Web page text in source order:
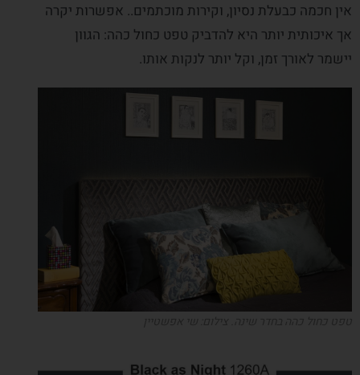
אין חכמה כבעלת נסיון, וקירות מוכתמים.. אפשרות יקרה
אך איכותית יותר היא להדביק טפט כחול כהה: הגוון
יישמר לאורך זמן, וקל יותר לנקות אותו.